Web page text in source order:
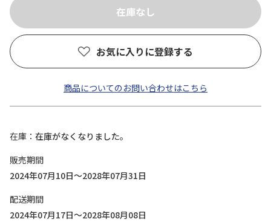
お気に入りに登録する
商品についてのお問い合わせはこちら
在庫
在庫がなくなりました。
販売期間
2024年07月10日～2028年07月31日
配送期間
2024年07月17日～2028年08月08日